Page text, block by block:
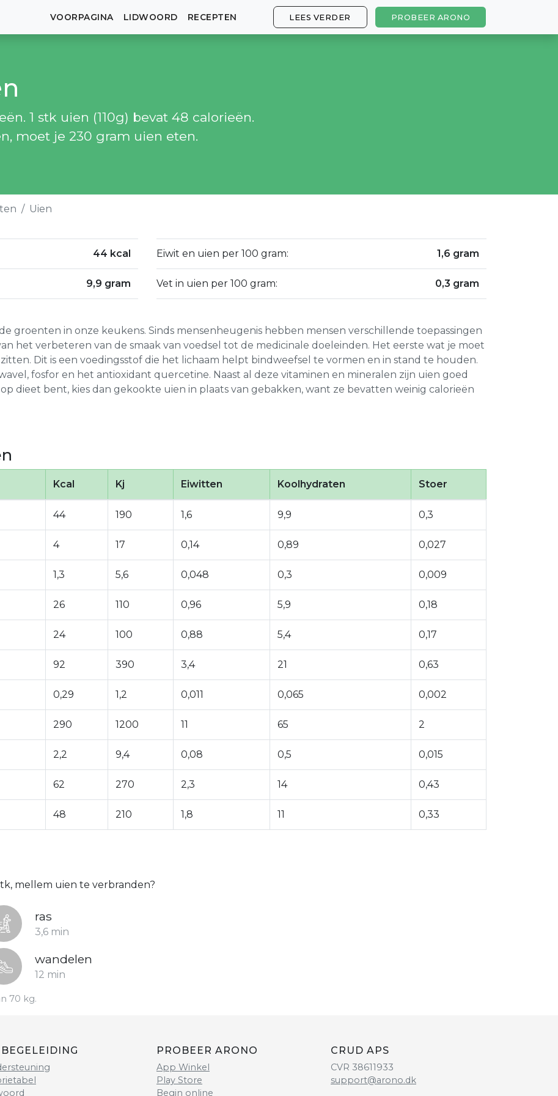
VOORPAGINA LIDWOORD RECEPTEN LEES VERDER PROBEER ARONO
1 stk uien (110g) bevat 48 calorieën.
moet je 230 gram uien eten.
Uien
44 kcal
9,9 gram
Eiwit en uien per 100 gram: 1,6 gram
Vet in uien per 100 gram: 0,3 gram
groenten in onze keukens. Sinds mensenheugenis hebben mensen verschillende toepassingen
het verbeteren van de smaak van voedsel tot de medicinale doeleinden. Het eerste wat je moet
Dit is een voedingsstof die het lichaam helpt bindweefsel te vormen en in stand te houden.
fosfor en het antioxidant quercetine. Naast al deze vitaminen en mineralen zijn uien goed
dieet bent, kies dan gekookte uien in plaats van gebakken, want ze bevatten weinig calorieën
Kcal Kj Eiwitten Koolhydraten Stoer
44 190 1,6 9,9 0,3
4 17 0,14 0,89 0,027
1,3 5,6 0,048 0,3 0,009
26 110 0,96 5,9 0,18
24 100 0,88 5,4 0,17
92 390 3,4 21 0,63
0,29 1,2 0,011 0,065 0,002
290 1200 11 65 2
2,2 9,4 0,08 0,5 0,015
62 270 2,3 14 0,43
48 210 1,8 11 0,33
mellem uien te verbranden?
ras
3,6 min
wandelen
12 min
70 kg.
PROBEER ARONO
App Winkel
Play Store
Begin online
CRUD APS
CVR 38611933
support@arono.dk